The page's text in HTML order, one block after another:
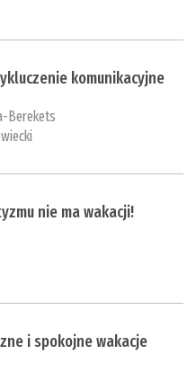
komunikacyjne
Berekets
nie ma wakacji!
i spokojne wakacje